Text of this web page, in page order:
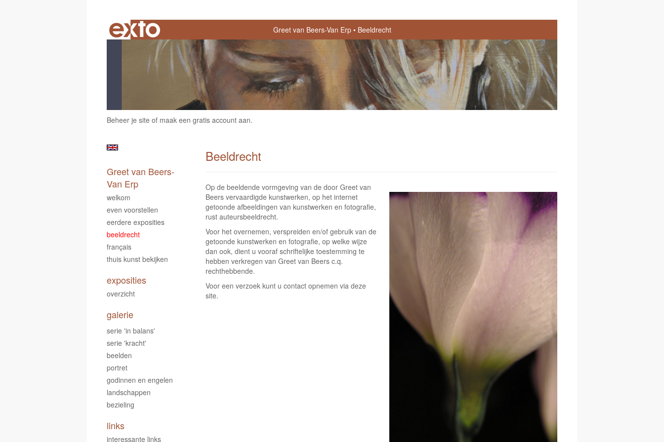
Greet van Beers-Van Erp Beeldrecht
Beheer je site of maak een gratis account aan.
Beeldrecht
Op de beeldende vormgeving van de door Greet van
Beers vervaardigde kunstwerken, op het internet
getoonde afbeeldingen van kunstwerken en fotografie,
rust auteursbeeldrecht.
Voor het overnemen, verspreiden en/of gebruik van de
getoonde kunstwerken en fotografie, op welke wijze
dan ook, dient u vooraf schriftelijke toestemming te
hebben verkregen van Greet van Beers c.q.
rechthebbende.
Voor een verzoek kunt u contact opnemen via deze
site.
Greet van Beers-
Van Erp
welkom
even voorstellen
eerdere exposities
beeldrecht
français
thuis kunst bekijken
exposities
overzicht
galerie
serie 'in balans'
serie 'kracht'
beelden
portret
godinnen en engelen
landschappen
bezieling
links
interessante links